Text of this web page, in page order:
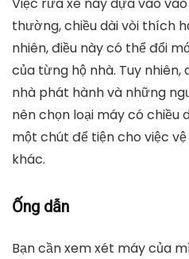
Việc rửa xe này dựa vào
thường, chiều dài vòi thích
nhiên, điều này có thể đổi
của từng hộ nhà. Tuy
nhà phát hành và những
nên chọn loại máy có chiều
một chút để tiện cho việc
khác.
Ống dẫn
Bạn cần xem xét máy của